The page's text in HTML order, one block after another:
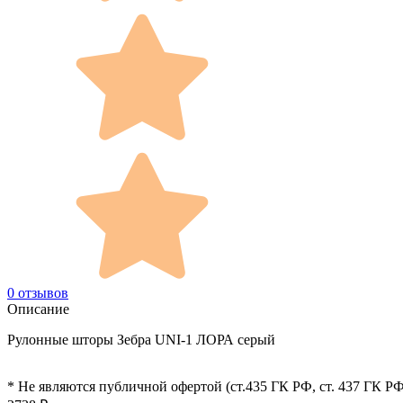
0 отзывов
Описание
Рулонные шторы Зебра UNI-1 ЛОРА серый
* Не являются публичной офертой (ст.435 ГК РФ, cт. 437 ГК